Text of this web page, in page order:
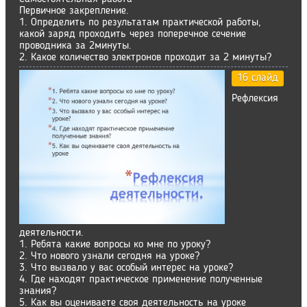
Первичное закрепление.
1. Определить по результатам практической работы,
какой заряд проходить через поперечное сечение
проводника за 2минуты.
2. Какое количество электронов проходит за 2 минуты?
16 слайд
Рефлексия
деятельности.
1. Ребята какие вопросы ко мне по уроку?
2. Что нового узнали сегодня на уроке?
3. Что вызвало у вас особый интерес на уроке?
4. Где находят практическое применение полученные
знания?
5. Как вы оцениваете своя деятельность на уроке